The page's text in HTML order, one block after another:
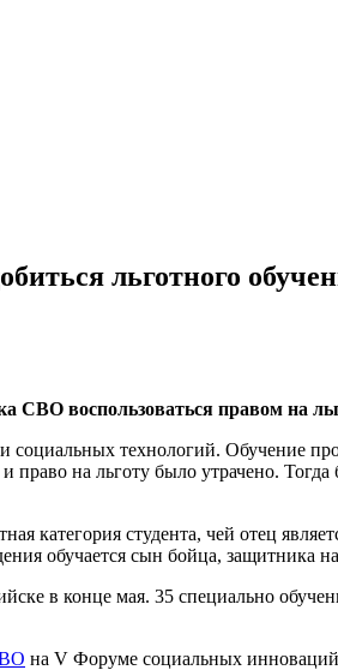
льготного
воспользоваться правом на
технологий. Обучение
право на льготу было утрачено.
категория студента, чей отец
обучается сын бойца,
в конце мая. 35 специально
на V Форуме социальных